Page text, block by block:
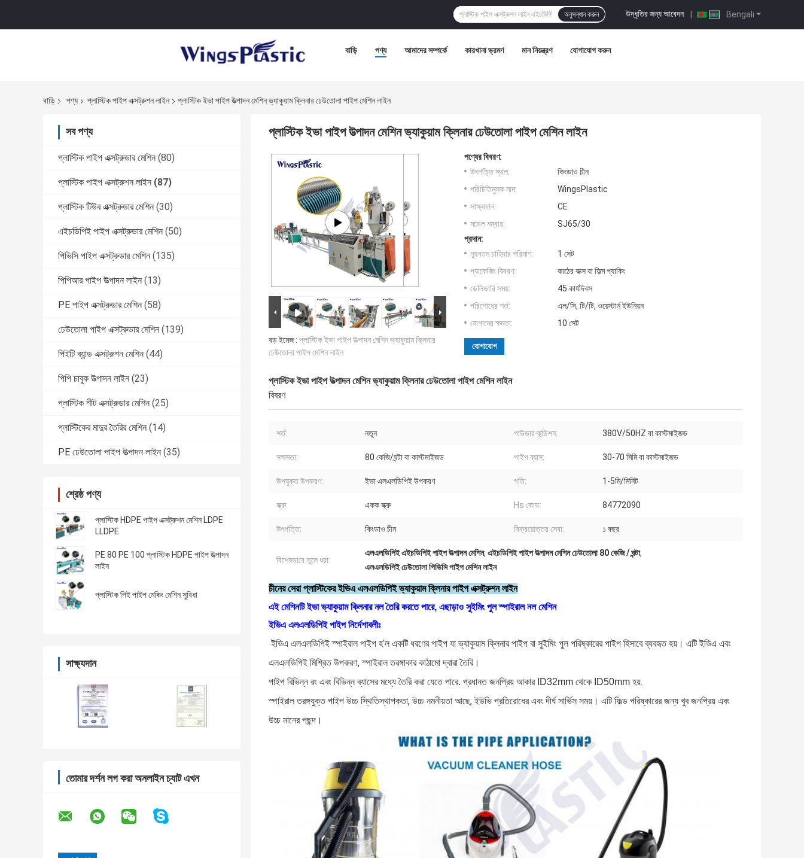
Bengali
উদ্ধৃতির জন্য আবেদন |
অনুসন্ধান করুন
বাড়ি পণ্য আমাদের সম্পর্কে কারখানা ভ্রমণ মান নিয়ন্ত্রণ যোগাযোগ করুন
বাড়ি পণ্য প্লাস্টিক পাইপ এক্সট্রুশন লাইন প্লাস্টিক ইভা পাইপ উত্পাদন মেশিন ভ্যাকুয়াম ক্লিনার ঢেউতোলা পাইপ মেশিন লাইন
সব পণ্য
প্লাস্টিক পাইপ এক্সট্রুডার মেশিন (80)
প্লাস্টিক পাইপ এক্সট্রুশন লাইন (87)
প্লাস্টিক টিউব এক্সট্রুডার মেশিন (30)
এইচডিপিই পাইপ এক্সট্রুডার মেশিন (50)
পিভিসি পাইপ এক্সট্রুডার মেশিন (135)
পিপিআর পাইপ উত্পাদন লাইন (13)
PE পাইপ এক্সট্রুডার মেশিন (58)
ঢেউতোলা পাইপ এক্সট্রুডার মেশিন (139)
পিইটি ব্যান্ড এক্সট্রুশন মেশিন (44)
পিপি চাবুক উত্পাদন লাইন (23)
প্লাস্টিক শীট এক্সট্রুডার মেশিন (25)
প্লাস্টিকের মাদুর তৈরির মেশিন (14)
PE ঢেউতোলা পাইপ উত্পাদন লাইন (35)
শ্রেষ্ঠ পণ্য
প্লাস্টিক HDPE পাইপ এক্সট্রুশন মেশিন LDPE
LLDPE
PE 80 PE 100 প্লাস্টিক HDPE পাইপ উত্পাদন
লাইন
প্লাস্টিক পিই পাইপ মেকিং মেশিন সুবিধা
সাক্ষ্যদান
তোমার দর্শন লগ করা অনলাইন চ্যাট এখন
প্লাস্টিক ইভা পাইপ উত্পাদন মেশিন ভ্যাকুয়াম ক্লিনার ঢেউতোলা পাইপ মেশিন লাইন
বড় ইমেজ : প্লাস্টিক ইভা পাইপ উত্পাদন মেশিন ভ্যাকুয়াম ক্লিনার
ঢেউতোলা পাইপ মেশিন লাইন
পণ্যের বিবরণ:
উৎপত্তি স্থল:
কিংডাও চীন
পরিচিতিমুলক নাম:
WingsPlastic
সাক্ষ্যদান:
CE
মডেল নম্বার:
SJ65/30
প্রদান:
ন্যূনতম চাহিদার পরিমাণ:
1 সেট
প্যাকেজিং বিবরণ:
কাঠের বাক্স বা ফিল্ম প্যাকিং
ডেলিভারি সময়:
45 কার্যদিবস
পরিশোধের শর্ত:
এল/সি, টি/টি, ওয়েস্টার্ন ইউনিয়ন
যোগানের ক্ষমতা:
10 সেট
যোগাযোগ
প্লাস্টিক ইভা পাইপ উত্পাদন মেশিন ভ্যাকুয়াম ক্লিনার ঢেউতোলা পাইপ মেশিন লাইন
বিবরণ
শর্ত: নতুন পাউডার কন্ডিশন: 380V/50HZ বা কাস্টমাইজড
সক্ষমতা: 80 কেজি/ঘন্টা বা কাস্টমাইজড পাইপ ব্যাস: 30-70 মিমি বা কাস্টমাইজড
উপযুক্ত উপকরণ: ইভা এলএলডিপিই উপকরণ গতি: 1-5মি/মিনিট
স্ক্রু: একক স্ক্রু Hs কোড: 84772090
উৎপত্তি: কিংডাও চীন বিক্রয়োত্তর সেবা: ১ বছর
বিশেষভাবে তুলে ধরা:
এলএলডিপিই এইচডিপিই পাইপ উত্পাদন মেশিন, এইচডিপিই পাইপ উত্পাদন মেশিন ঢেউতোলা 80 কেজি / ঘন্টা,
এলএলডিপিই ঢেউতোলা পিভিসি পাইপ মেশিন লাইন
চীনের সেরা প্লাস্টিকের ইভিএ এলএলডিপিই ভ্যাকুয়াম ক্লিনার পাইপ এক্সট্রুশন লাইন
এই মেশিনটি ইভা ভ্যাকুয়াম ক্লিনার নল তৈরি করতে পারে, এছাড়াও সুইমিং পুল স্পাইরাল নল মেশিন
ইভিএ এলএলডিপিই পাইপ নির্দেশাবলীঃ
ইভিএ এলএলডিপিই স্পাইরাল পাইপ হ'ল একটি ধরণের পাইপ যা ভ্যাকুয়াম ক্লিনার পাইপ বা সুইমিং পুল পরিষ্কারের পাইপ হিসাবে ব্যবহৃত হয়। এটি ইভিএ এবং
এলএলডিপিই মিশ্রিত উপকরণ, স্পাইরাল তরঙ্গাকার কাঠামো দ্বারা তৈরি।
পাইপ বিভিন্ন রং এবং বিভিন্ন ব্যাসের মধ্যে তৈরি করা যেতে পারে. প্রধানত জনপ্রিয় আকার ID32mm থেকে ID50mm হয়.
স্পাইরাল তরঙ্গযুক্ত পাইপ উচ্চ স্থিতিস্থাপকতা, উচ্চ নমনীয়তা আছে, ইউভি প্রতিরোধের এবং দীর্ঘ সার্ভিস সময়। এটি ফিল্ড পরিষ্কারের জন্য খুব জনপ্রিয় এবং
উচ্চ মানের পছন্দ।